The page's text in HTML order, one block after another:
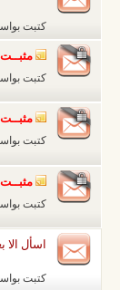
كتبت
كتبت
كتبت
كتبت
اسأل
كتبت